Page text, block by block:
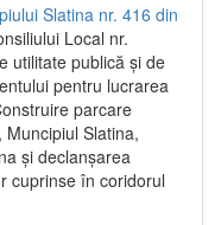
Slatina nr. 416 din
Local nr.
utilitate publică și de
pentru lucrarea
parcare
Slatina,
și declanșarea
cuprinse în coridorul